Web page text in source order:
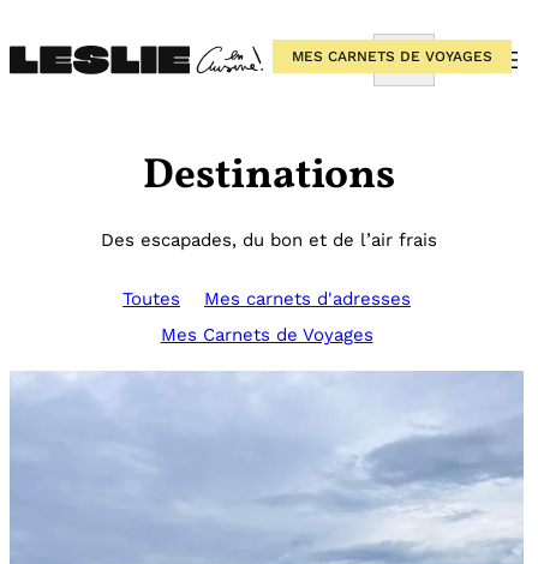
au
contenu
Rechercher
Destinations
Des escapades, du bon et de l’air frais
Toutes
Mes carnets d'adresses
Mes Carnets de Voyages
MES CARNETS D'ADRESSES
MES CARNETS D'ADRESSES
MES CARNETS DE VOYAGES